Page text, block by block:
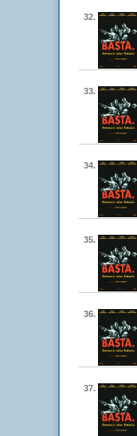
32.
33.
34.
35.
36.
37.